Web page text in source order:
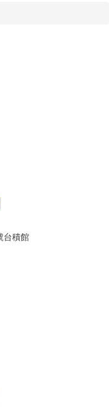
台積館